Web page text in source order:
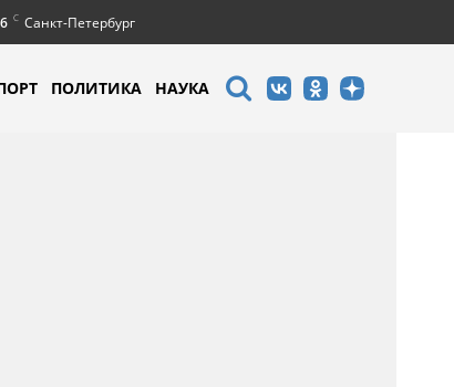
C Санкт-Петербург
ПОЛИТИКА НАУКА